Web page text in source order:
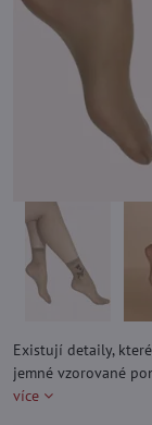
Existují detaily,
jemné vzorované
více